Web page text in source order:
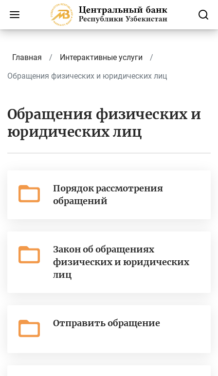
Главная
Интерактивные услуги
Обращения физических и юридических лиц
Обращения физических и
юридических лиц
Порядок рассмотрения
обращений
Закон об обращениях
физических и юридических
лиц
Отправить обращение